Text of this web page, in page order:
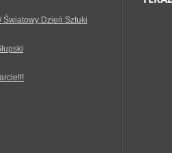
Światowy Dzień Sztuki